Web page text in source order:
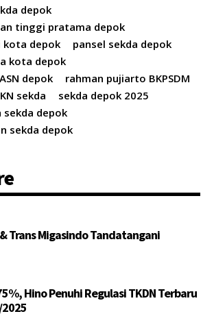
depok
tinggi pratama depok
kota depok
pansel sekda depok
kota depok
depok
rahman pujiarto BKPSDM
sekda
sekda depok 2025
sekda depok
sekda depok
Trans Migasindo Tandatangani
Hino Penuhi Regulasi TKDN Terbaru